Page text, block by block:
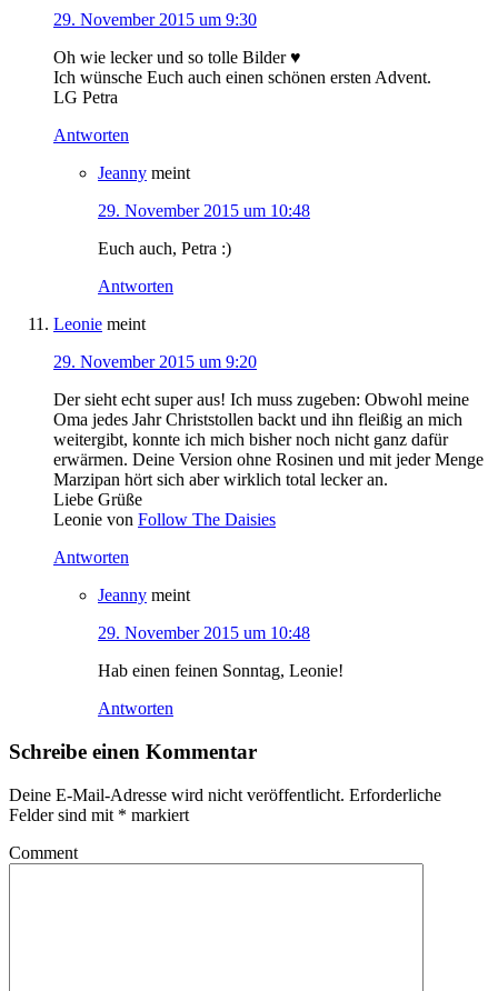
29. November 2015 um 9:30
Oh wie lecker und so tolle Bilder ♥
Ich wünsche Euch auch einen schönen ersten Advent.
LG Petra
Antworten
Jeanny meint
29. November 2015 um 10:48
Euch auch, Petra :)
Antworten
Leonie meint
29. November 2015 um 9:20
Der sieht echt super aus! Ich muss zugeben: Obwohl meine
Oma jedes Jahr Christstollen backt und ihn fleißig an mich
weitergibt, konnte ich mich bisher noch nicht ganz dafür
erwärmen. Deine Version ohne Rosinen und mit jeder Menge
Marzipan hört sich aber wirklich total lecker an.
Liebe Grüße
Leonie von Follow The Daisies
Antworten
Jeanny meint
29. November 2015 um 10:48
Hab einen feinen Sonntag, Leonie!
Antworten
Schreibe einen Kommentar
Deine E-Mail-Adresse wird nicht veröffentlicht. Erforderliche
Felder sind mit * markiert
Comment